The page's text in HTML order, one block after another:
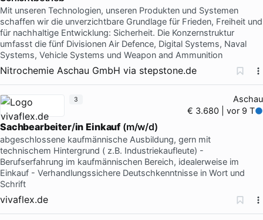
Mit unseren Technologien, unseren Produkten und Systemen
schaffen wir die unverzichtbare Grundlage für Frieden, Freiheit und
für nachhaltige Entwicklung: Sicherheit. Die Konzernstruktur
umfasst die fünf Divisionen Air Defence, Digital Systems, Naval
Systems, Vehicle Systems und Weapon and Ammunition
Nitrochemie Aschau GmbH via stepstone.de
Aschau
€ 3.680 | vor 9 T
Sachbearbeiter/in Einkauf(m/w/d)
abgeschlossene kaufmännische Ausbildung, gern mit
technischem Hintergrund ( z.B. Industriekaufleute) -
Berufserfahrung im kaufmännischen Bereich, idealerweise im
Einkauf - Verhandlungssichere Deutschkenntnisse in Wort und
Schrift
vivaflex.de
3